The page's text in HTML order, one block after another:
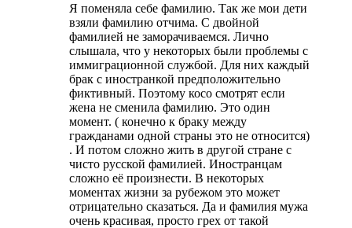
Я поменяла себе фамилию. Так же мои дети
взяли фамилию отчима. С двойной
фамилией не заморачиваемся. Лично
слышала, что у некоторых были проблемы с
иммиграционной службой. Для них каждый
брак с иностранкой предположительно
фиктивный. Поэтому косо смотрят если
жена не сменила фамилию. Это один
момент. ( конечно к браку между
гражданами одной страны это не относится)
. И потом сложно жить в другой стране с
чисто русской фамилией. Иностранцам
сложно её произнести. В некоторых
моментах жизни за рубежом это может
отрицательно сказаться. Да и фамилия мужа
очень красивая, просто грех от такой